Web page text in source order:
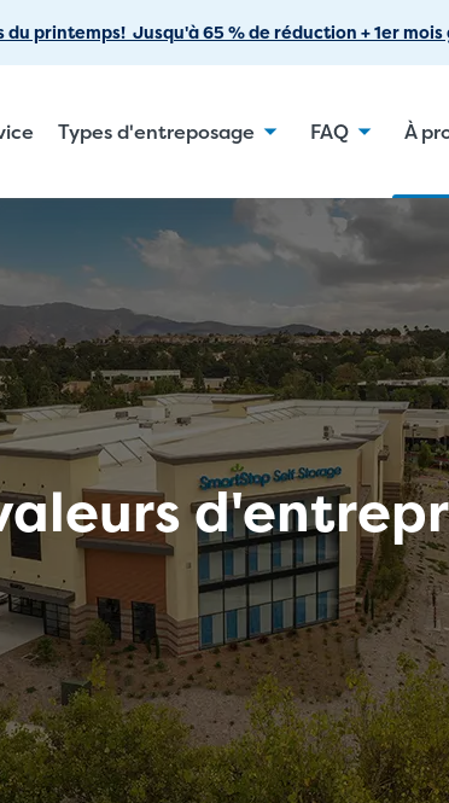
au
du printemps! Jusqu'à 65 % de réduction + 1er
Types d'entreposage FAQ À